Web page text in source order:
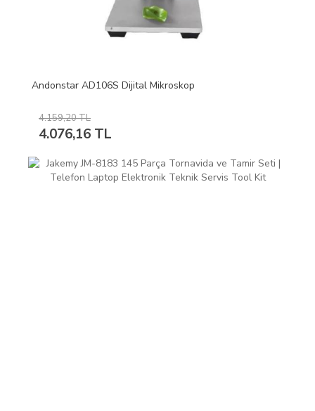
Andonstar AD106S Dijital Mikroskop
4.159,20 TL
4.076,16 TL